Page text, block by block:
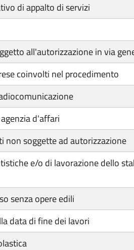
di appalto di servizi
all'autorizzazione in via
coinvolti nel procedimento
d'affari
non soggette ad autorizzazione
e/o di lavorazione dello
senza opere edili
data di fine dei lavori